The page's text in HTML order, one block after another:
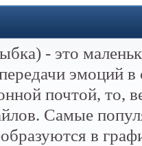
- это
эмоций
почтой, то,
Самые
в